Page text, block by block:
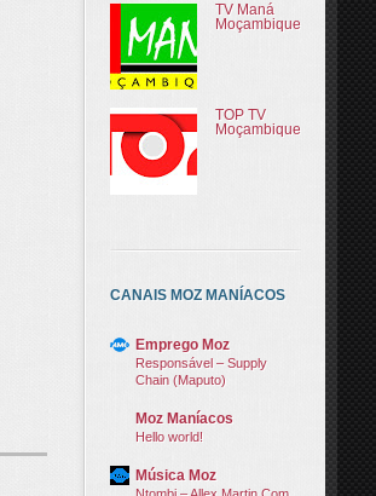
TV Maná
Moçambique
TOP TV
Moçambique
CANAIS MOZ MANÍACOS
Emprego Moz
Responsável – Supply
Chain (Maputo)
Moz Maníacos
Hello world!
Música Moz